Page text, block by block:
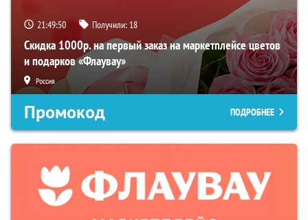
21:49:49 Получили: 18
Скидка 1000р. на первый заказ на маркетплейсе цветов
и подарков «Флаувау»
Россия
Промокод ПОДРОБНЕЕ